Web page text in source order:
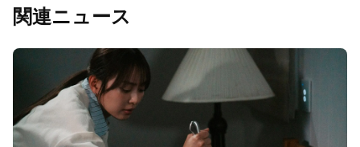
関連ニュース